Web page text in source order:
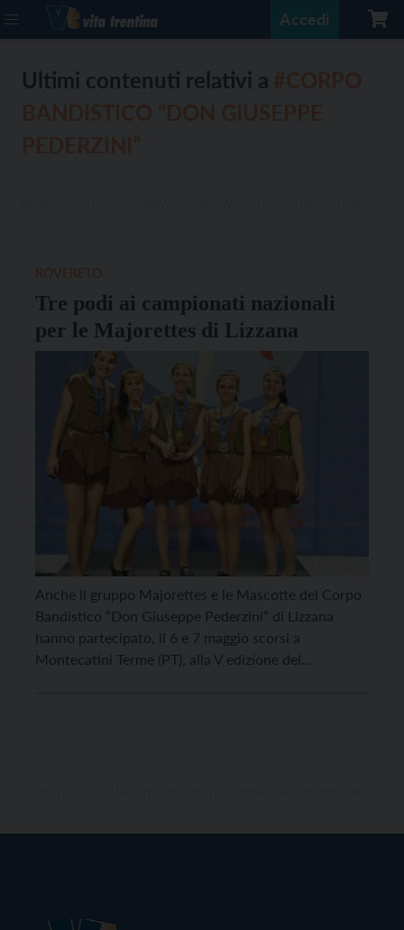
Accedi
Ultimi contenuti relativi a
Tre podi ai campionati nazionali
per le Majorettes di Lizzana
Anche il gruppo Majorettes e le Mascotte del Corpo
Bandistico “Don Giuseppe Pederzini” di Lizzana
hanno partecipato, il 6 e 7 maggio scorsi a
Montecatini Terme (PT), alla V edizione del